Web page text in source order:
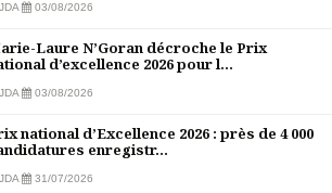
JDA 03/08/2026
Laure N’Goran décroche le Prix
d’excellence 2026 pour l...
JDA 03/08/2026
national d’Excellence 2026 : près de 4 000
enregistr...
JDA 31/07/2026